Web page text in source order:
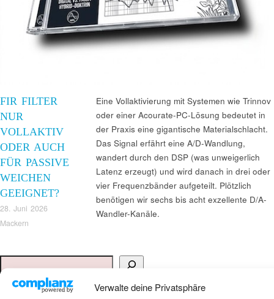
Verwalte deine Privatsphäre
FIR FILTER
NUR
VOLLAKTIV
ODER AUCH
FÜR PASSIVE
WEICHEN
GEEIGNET?
28. Juni 2026
Mackern
Eine Vollaktivierung mit Systemen wie Trinnov
oder einer Acourate-PC-Lösung bedeutet in
der Praxis eine gigantische Materialschlacht.
Das Signal erfährt eine A/D-Wandlung,
wandert durch den DSP (was unweigerlich
Latenz erzeugt) und wird danach in drei oder
vier Frequenzbänder aufgeteilt. Plötzlich
benötigen wir sechs bis acht exzellente D/A-
Wandler-Kanäle.
ANKAUF HIFI & HIGH GERÄTE: +491794761922